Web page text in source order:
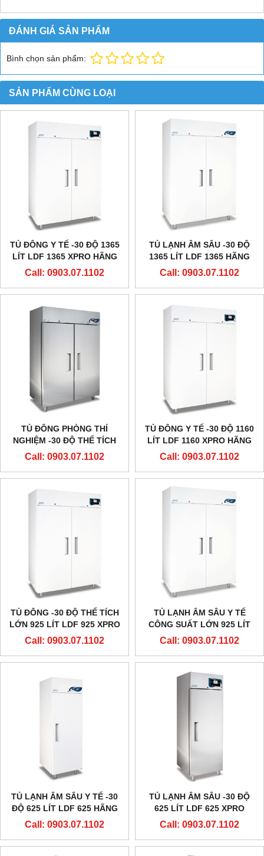
ĐÁNH GIÁ SẢN PHẨM
Bình chọn sản phẩm:
SẢN PHẨM CÙNG LOẠI
TỦ ĐÔNG Y TẾ -30 ĐỘ 1365
LÍT LDF 1365 XPRO HÃNG
EVERMED - Ý
Call: 0903.07.1102
TỦ LẠNH ÂM SÂU -30 ĐỘ
1365 LÍT LDF 1365 HÃNG
EVERMED - Ý
Call: 0903.07.1102
TỦ ĐÔNG PHÒNG THÍ
NGHIỆM -30 ĐỘ THỂ TÍCH
LỚN 1160 LÍT LDF 1160
Call: 0903.07.1102
TỦ ĐÔNG Y TẾ -30 ĐỘ 1160
LÍT LDF 1160 XPRO HÃNG
EVERMED - Ý
Call: 0903.07.1102
TỦ ĐÔNG -30 ĐỘ THỂ TÍCH
LỚN 925 LÍT LDF 925 XPRO
HÃNG EVERMED - Ý
Call: 0903.07.1102
TỦ LẠNH ÂM SÂU Y TẾ
CÔNG SUẤT LỚN 925 LÍT
-30 ĐỘ LDF 925 HÃNG
Call: 0903.07.1102
TỦ LẠNH ÂM SÂU Y TẾ -30
ĐỘ 625 LÍT LDF 625 HÃNG
EVERMED - Ý
Call: 0903.07.1102
TỦ LẠNH ÂM SÂU -30 ĐỘ
625 LÍT LDF 625 XPRO
HÃNG EVERMED - Ý
Call: 0903.07.1102